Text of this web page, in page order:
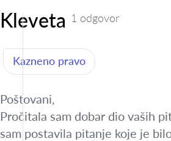
Kleveta 1 odgovor
Kazneno pravo
Poštovani,
Pročitala sam dobar dio vaših
sam postavila pitanje koje je